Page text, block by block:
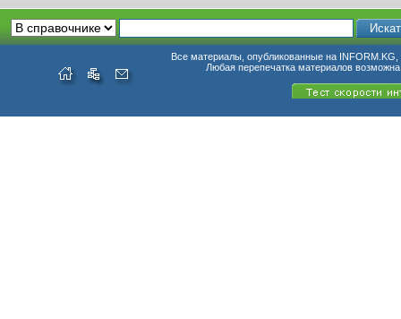
Все материалы, опубликованные на INFORM.KG,
Любая перепечатка материалов